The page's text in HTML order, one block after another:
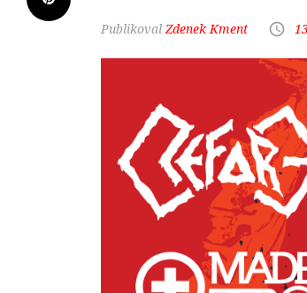
Zdenek Kment